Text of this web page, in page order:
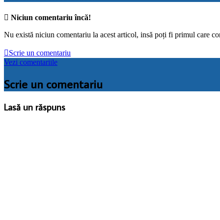
 Niciun comentariu încă!
Nu există niciun comentariu la acest articol, insă poți fi primul care
Scrie un comentariu
Vezi comentariile
Scrie un comentariu
Lasă un răspuns